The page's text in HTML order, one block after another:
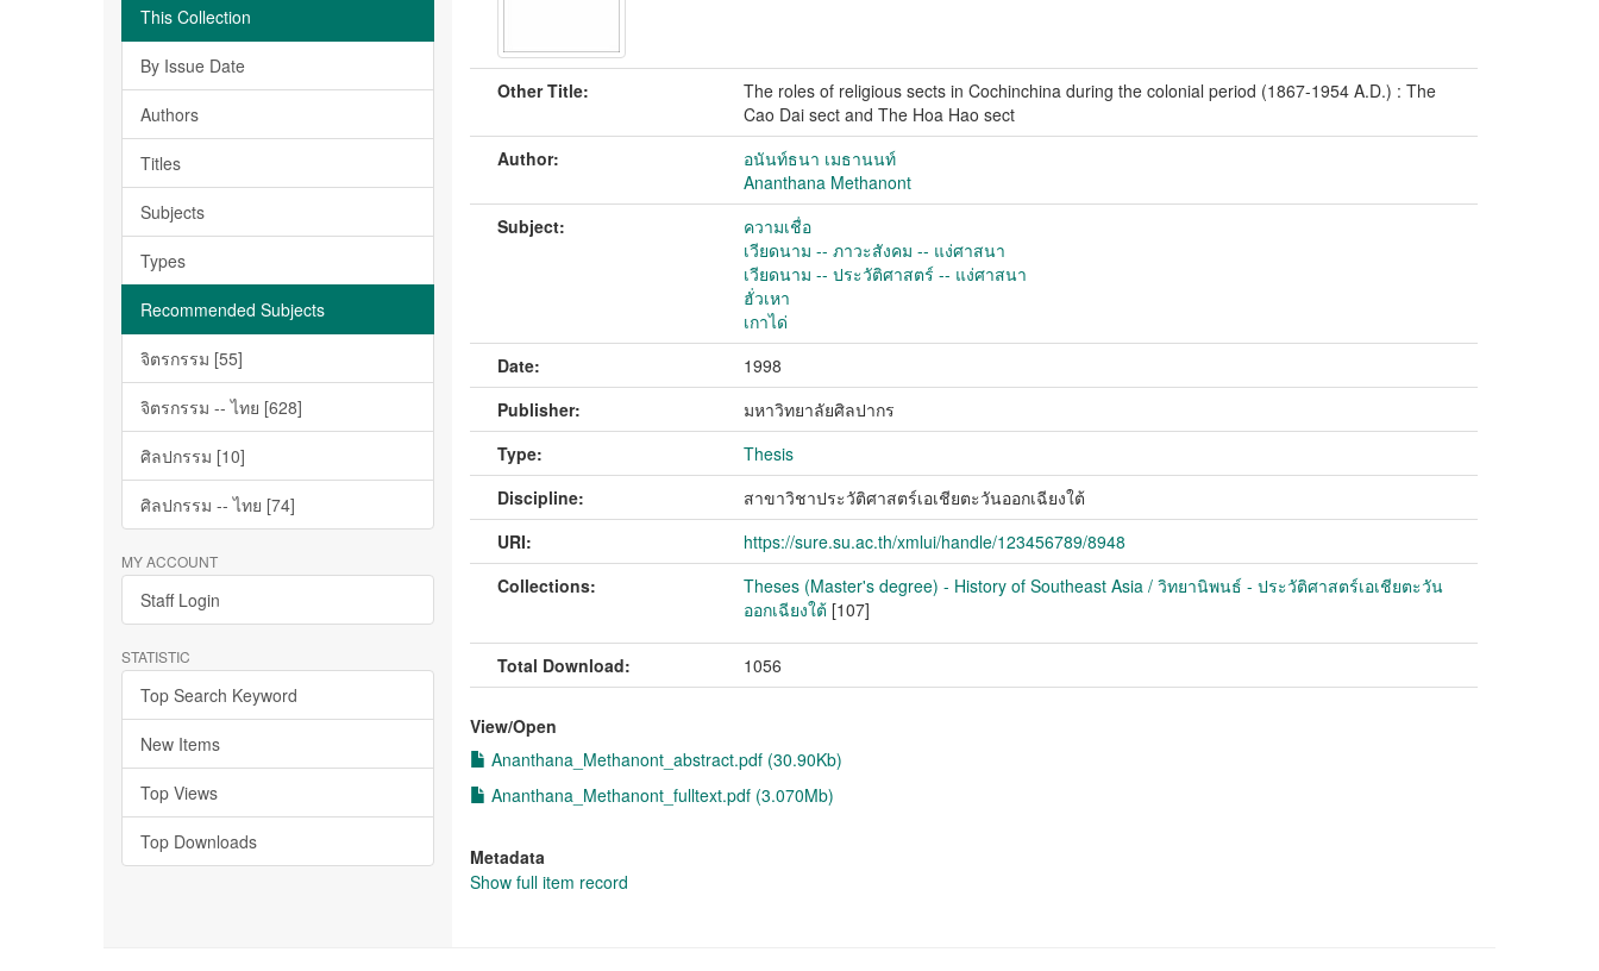
This Collection
By Issue Date
Authors
Titles
Subjects
Types
Recommended Subjects
จิตรกรรม [55]
จิตรกรรม -- ไทย [628]
ศิลปกรรม [10]
ศิลปกรรม -- ไทย [74]
MY ACCOUNT
Staff Login
STATISTIC
Top Search Keyword
New Items
Top Views
Top Downloads
Other Title:
The roles of religious sects in Cochinchina during the colonial period (1867-1954 A.D.) : The
Cao Dai sect and The Hoa Hao sect
Author:
อนันท์ธนา เมธานนท์
Ananthana Methanont
Subject:
ความเชื่อ
เวียดนาม -- ภาวะสังคม -- แง่ศาสนา
เวียดนาม -- ประวัติศาสตร์ -- แง่ศาสนา
ฮั่วเหา
เกาได่
Date:
1998
Publisher:
มหาวิทยาลัยศิลปากร
Type:
Thesis
Discipline:
สาขาวิชาประวัติศาสตร์เอเชียตะวันออกเฉียงใต้
URI:
https://sure.su.ac.th/xmlui/handle/123456789/8948
Collections:
Theses (Master's degree) - History of Southeast Asia / วิทยานิพนธ์ - ประวัติศาสตร์เอเชียตะวัน
ออกเฉียงใต้ [107]
Total Download: 1056
View/Open
Ananthana_Methanont_abstract.pdf (30.90Kb)
Ananthana_Methanont_fulltext.pdf (3.070Mb)
Metadata
Show full item record